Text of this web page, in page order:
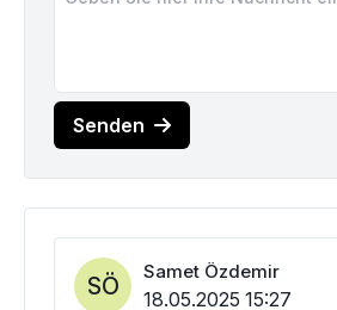
Senden
SÖ Samet Özdemir
18.05.2025 15:27